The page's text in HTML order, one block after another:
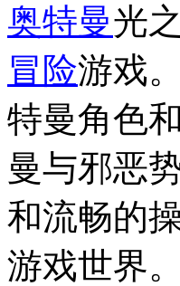
奥特曼光
冒险游戏
特曼角色和
曼与邪恶
和流畅的
游戏世界。